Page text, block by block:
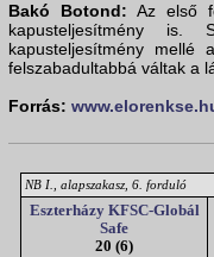
Bakó Botond: Az első
kapusteljesítmény
kapusteljesítmény mellé
felszabadultabbá váltak a
Forrás:
NB I., alapszakasz, 6. forduló
Eszterházy KFSC-Globál
Safe
20 (6)